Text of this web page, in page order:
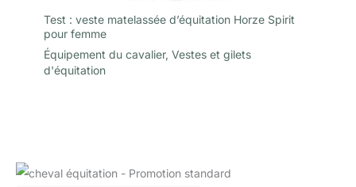
Test : veste matelassée d’équitation Horze Spirit
pour femme
Équipement du cavalier, Vestes et gilets
d'équitation